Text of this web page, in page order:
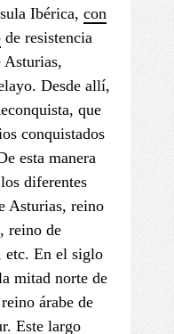
Ibérica, con
de resistencia
Asturias,
Desde allí,
que
conquistados
esta manera
diferentes
Asturias, reino
reino de
etc. En el siglo
mitad norte de
árabe de
Este largo